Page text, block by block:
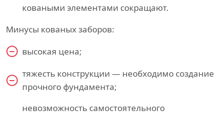
коваными элементами сокращают.
Минусы кованых заборов:
высокая цена;
тяжесть конструкции — необходимо создание
прочного фундамента;
невозможность самостоятельного